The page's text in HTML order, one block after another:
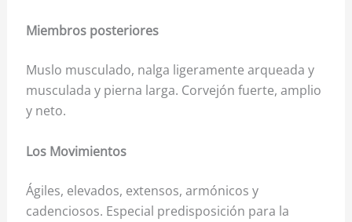
Miembros posteriores
Muslo musculado, nalga ligeramente arqueada y
musculada y pierna larga. Corvejón fuerte, amplio
y neto.
Los Movimientos
Ágiles, elevados, extensos, armónicos y
cadenciosos. Especial predisposición para la